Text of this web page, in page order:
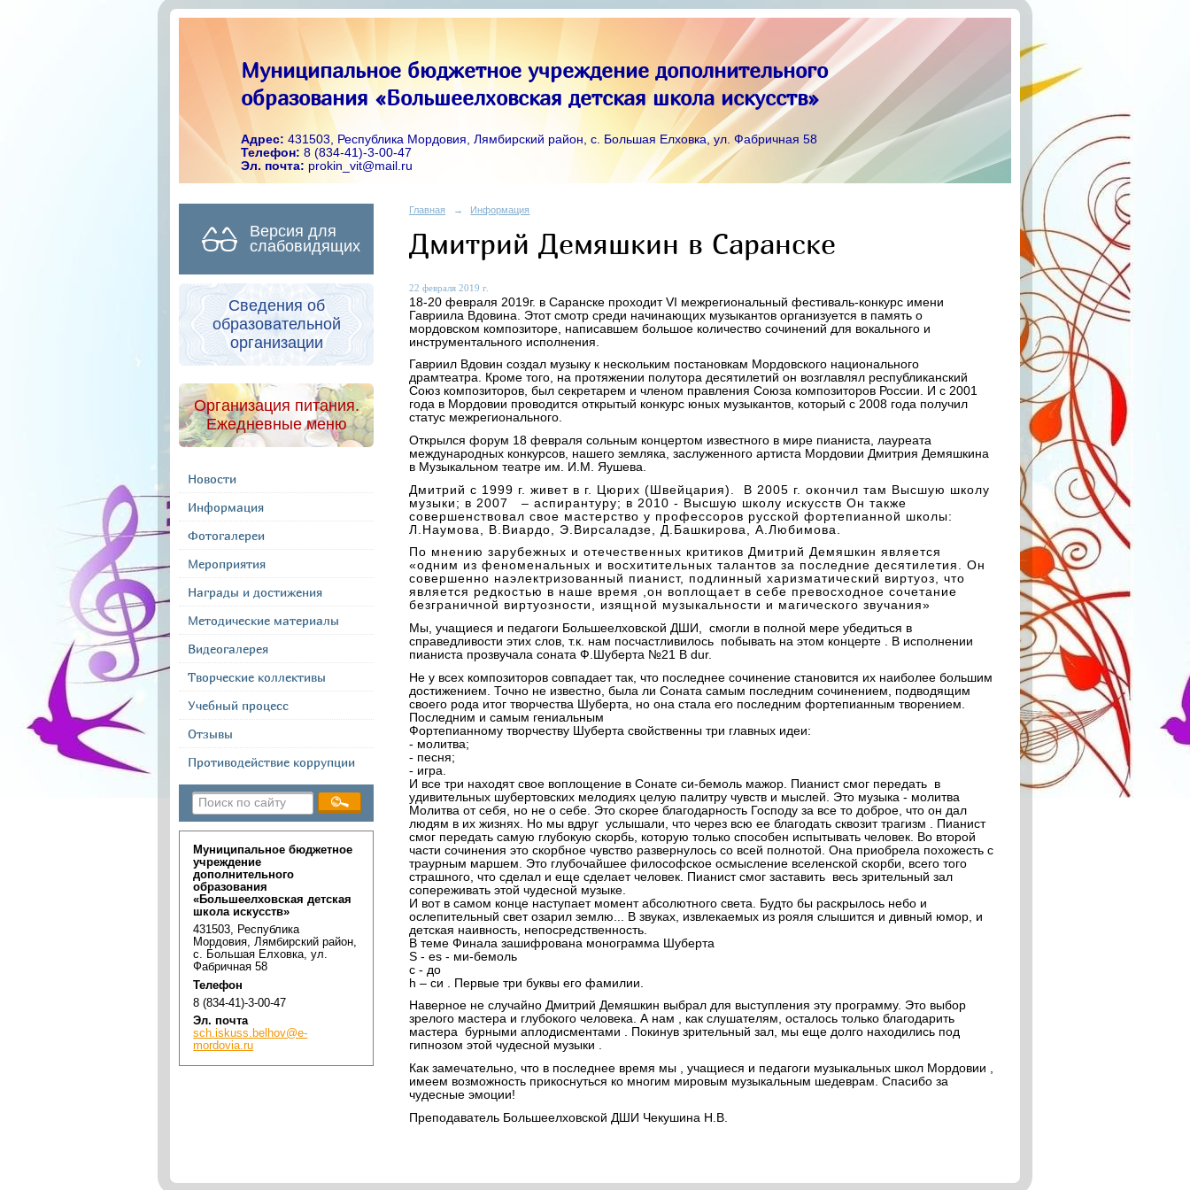
Муниципальное бюджетное учреждение дополнительного
образования «Большеелховская детская школа искусств»
Адрес: 431503, Республика Мордовия, Лямбирский район, с. Большая Елховка, ул. Фабричная 58
Телефон: 8 (834-41)-3-00-47
Эл. почта: prokin_vit@mail.ru
Версия для
слабовидящих
Сведения об
образовательной
организации
Организация питания.
Ежедневные меню
Новости
Информация
Фотогалереи
Мероприятия
Награды и достижения
Методические материалы
Видеогалерея
Творческие коллективы
Учебный процесс
Отзывы
Противодействие коррупции
Муниципальное бюджетное
учреждение
дополнительного
образования
«Большеелховская детская
школа искусств»
431503, Республика
Мордовия, Лямбирский район,
с. Большая Елховка, ул.
Фабричная 58
Телефон
8 (834-41)-3-00-47
Эл. почта
sch.iskuss.belhov@e-
mordovia.ru
Главная → Информация
Дмитрий Демяшкин в Саранске
22 февраля 2019 г.
18-20 февраля 2019г. в Саранске проходит VI межрегиональный фестиваль-конкурс имени
Гавриила Вдовина. Этот смотр среди начинающих музыкантов организуется в память о
мордовском композиторе, написавшем большое количество сочинений для вокального и
инструментального исполнения.
Гавриил Вдовин создал музыку к нескольким постановкам Мордовского национального
драмтеатра. Кроме того, на протяжении полутора десятилетий он возглавлял республиканский
Союз композиторов, был секретарем и членом правления Союза композиторов России. И с 2001
года в Мордовии проводится открытый конкурс юных музыкантов, который с 2008 года получил
статус межрегионального.
Открылся форум 18 февраля сольным концертом известного в мире пианиста, лауреата
международных конкурсов, нашего земляка, заслуженного артиста Мордовии Дмитрия Демяшкина
в Музыкальном театре им. И.М. Яушева.
Дмитрий с 1999 г. живет в г. Цюрих (Швейцария). В 2005 г. окончил там Высшую школу
музыки; в 2007 – аспирантуру; в 2010 - Высшую школу искусств Он также
совершенствовал свое мастерство у профессоров русской фортепианной школы:
Л.Наумова, В.Виардо, Э.Вирсаладзе, Д.Башкирова, А.Любимова.
По мнению зарубежных и отечественных критиков Дмитрий Демяшкин является
«одним из феноменальных и восхитительных талантов за последние десятилетия. Он
совершенно наэлектризованный пианист, подлинный харизматический виртуоз, что
является редкостью в наше время ,он воплощает в себе превосходное сочетание
безграничной виртуозности, изящной музыкальности и магического звучания»
Мы, учащиеся и педагоги Большеелховской ДШИ, смогли в полной мере убедиться в
справедливости этих слов, т.к. нам посчастливилось побывать на этом концерте . В исполнении
пианиста прозвучала соната Ф.Шуберта №21 B dur.
Не у всех композиторов совпадает так, что последнее сочинение становится их наиболее большим
достижением. Точно не известно, была ли Соната самым последним сочинением, подводящим
своего рода итог творчества Шуберта, но она стала его последним фортепианным творением.
Последним и самым гениальным
Фортепианному творчеству Шуберта свойственны три главных идеи:
- молитва;
- песня;
- игра.
И все три находят свое воплощение в Сонате си-бемоль мажор. Пианист смог передать в
удивительных шубертовских мелодиях целую палитру чувств и мыслей. Это музыка - молитва
Молитва от себя, но не о себе. Это скорее благодарность Господу за все то доброе, что он дал
людям в их жизнях. Но мы вдруг услышали, что через всю ее благодать сквозит трагизм . Пианист
смог передать самую глубокую скорбь, которую только способен испытывать человек. Во второй
части сочинения это скорбное чувство развернулось со всей полнотой. Она приобрела похожесть с
траурным маршем. Это глубочайшее философское осмысление вселенской скорби, всего того
страшного, что сделал и еще сделает человек. Пианист смог заставить весь зрительный зал
сопереживать этой чудесной музыке.
И вот в самом конце наступает момент абсолютного света. Будто бы раскрылось небо и
ослепительный свет озарил землю... В звуках, извлекаемых из рояля слышится и дивный юмор, и
детская наивность, непосредственность.
В теме Финала зашифрована монограмма Шуберта
S - es - ми-бемоль
с - до
h – си . Первые три буквы его фамилии.
Наверное не случайно Дмитрий Демяшкин выбрал для выступления эту программу. Это выбор
зрелого мастера и глубокого человека. А нам , как слушателям, осталось только благодарить
мастера бурными аплодисментами . Покинув зрительный зал, мы еще долго находились под
гипнозом этой чудесной музыки .
Как замечательно, что в последнее время мы , учащиеся и педагоги музыкальных школ Мордовии ,
имеем возможность прикоснуться ко многим мировым музыкальным шедеврам. Спасибо за
чудесные эмоции!
Преподаватель Большеелховской ДШИ Чекушина Н.В.